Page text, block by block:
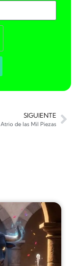
SIGUIENTE
de las Mil Piezas